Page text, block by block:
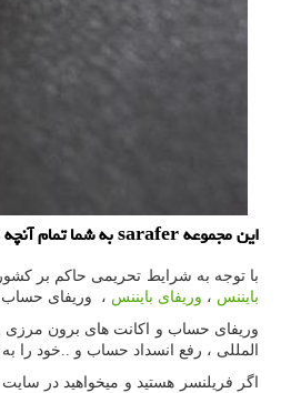
این مجموعه sarafer به شما تمام آنچه كه برای فعالیت در سایت های فریلنسری و اكانت های خارجی و ارزی نیاز دارید را ارائه می دهد .
با توجه به شرایط تحریمی حاکم بر
بایننس ، وریفای بایننس ، وریفای حساب
وریفای حساب و اکانت های برون مرزی و
المللی ، رفع انسداد حساب و ..خود را به
اگر فریلنسر هستید و میخواهید در